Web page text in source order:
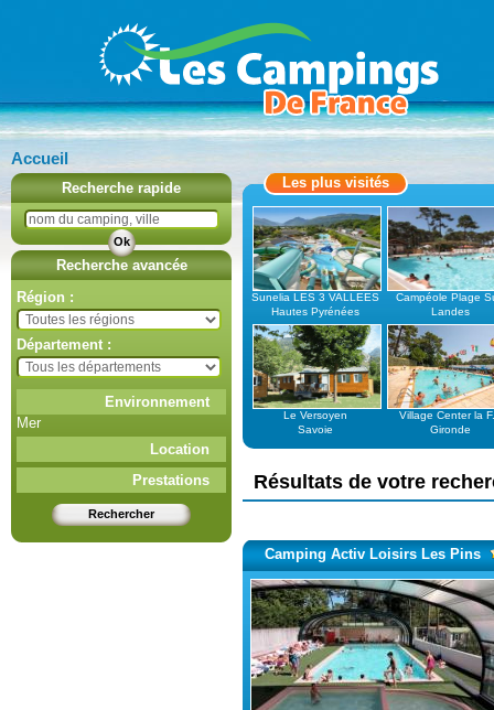
Accueil
Recherche rapide
Recherche avancée
Région :
Département :
Environnement
Mer
Location
Prestations
Les plus visités
Sunelia LES 3 VALLEES
Hautes Pyrénées
Campéole Plage
Landes
Le Versoyen
Savoie
Village Center la
Gironde
Résultats de votre
Camping Activ Loisirs Les Pins